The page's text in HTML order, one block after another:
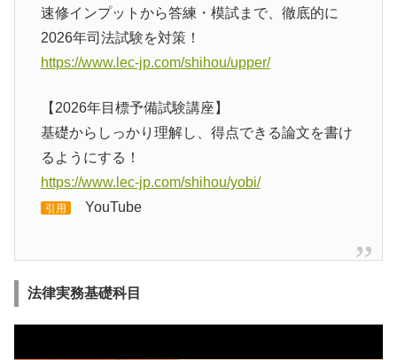
速修インプットから答練・模試まで、徹底的に
2026年司法試験を対策！
https://www.lec-jp.com/shihou/upper/
【2026年目標予備試験講座】
基礎からしっかり理解し、得点できる論文を書け
るようにする！
https://www.lec-jp.com/shihou/yobi/
引用 YouTube
法律実務基礎科目